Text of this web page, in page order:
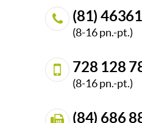
(81)
(8-16 pn.-pt.)
728 128
(8-16 pn.-pt.)
(84) 686